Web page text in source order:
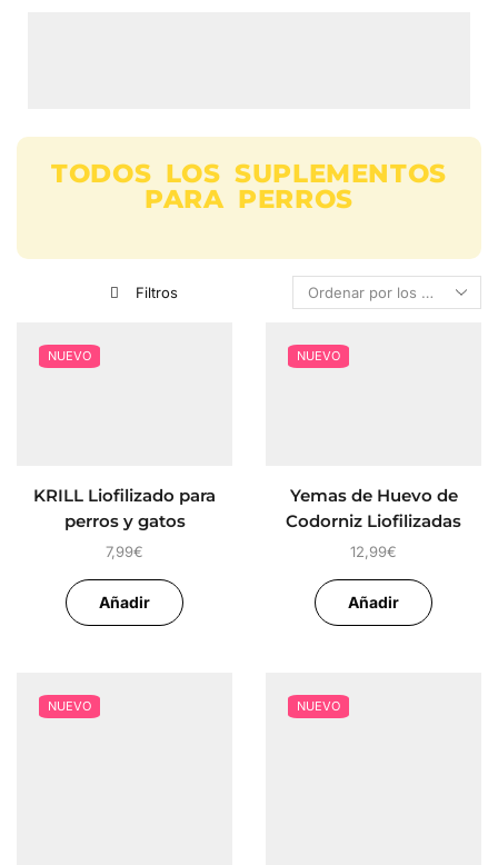
TODOS LOS SUPLEMENTOS
PARA PERROS
Filtros
NUEVO
KRILL Liofilizado para
perros y gatos
7,99€
Añadir
NUEVO
Yemas de Huevo de
Codorniz Liofilizadas
para perros y gatos
12,99€
Añadir
NUEVO NUEVO